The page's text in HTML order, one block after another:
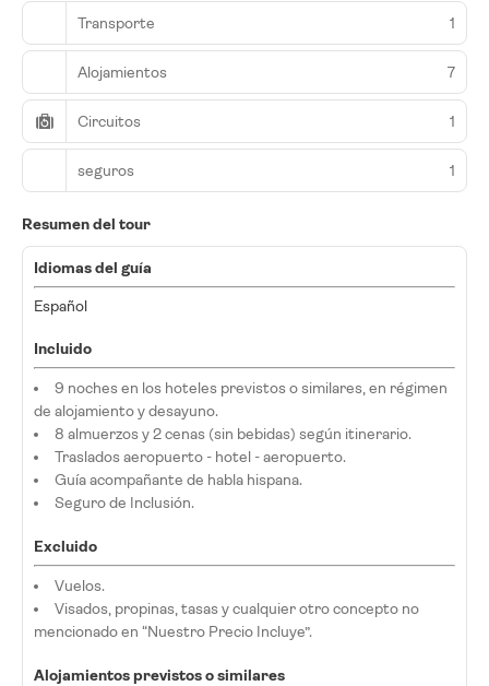
Transporte 1
Alojamientos 7
Circuitos 1
seguros 1
Resumen del tour
Idiomas del guía
Español
Incluido
9 noches en los hoteles previstos o similares, en régimen
de alojamiento y desayuno.
8 almuerzos y 2 cenas (sin bebidas) según itinerario.
Traslados aeropuerto - hotel - aeropuerto.
Guía acompañante de habla hispana.
Seguro de Inclusión.
Excluido
Vuelos.
Visados, propinas, tasas y cualquier otro concepto no
mencionado en “Nuestro Precio Incluye”.
Alojamientos previstos o similares